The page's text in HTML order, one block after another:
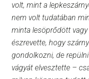
volt, mint a
nem volt tudatában
minta lesöprődött
észrevette, hogy
gondolkozni, de
vágyát elvesztette –